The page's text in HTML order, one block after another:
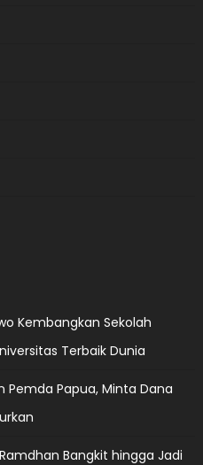
Kembangkan Sekolah
Terbaik Dunia
Pemda Papua, Minta Dana
Bangkit hingga Jadi